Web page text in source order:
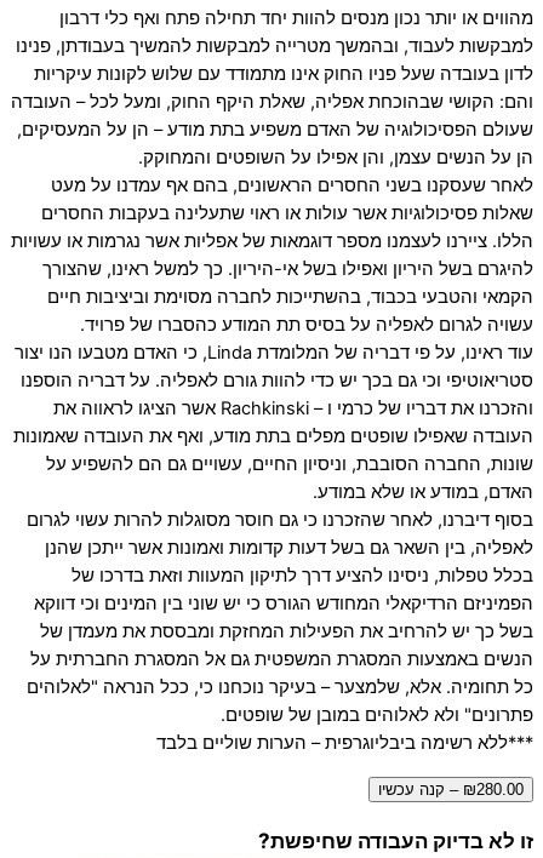
מהווים או יותר נכון מנסים להוות יחד תחילה פתח ואף כלי דרבון
למבקשות לעבוד, ובהמשך מטרייה למבקשות להמשיך בעבודתן, פנינו
לדון בעובדה שעל פניו החוק אינו מתמודד עם שלוש לקונות עיקריות
והם: הקושי שבהוכחת אפליה, שאלת היקף החוק, ומעל לכל – העובדה
שעולם הפסיכולוגיה של האדם משפיע בתת מודע – הן על המעסיקים,
הן על הנשים עצמן, והן אפילו על השופטים והמחוקק.
לאחר שעסקנו בשני החסרים הראשונים, בהם אף עמדנו על מעט
שאלות פסיכולוגיות אשר עולות או ראוי שתעלינה בעקבות החסרים
הללו. ציירנו לעצמנו מספר דוגמאות של אפליות אשר נגרמות או עשויות
להיגרם בשל היריון ואפילו בשל אי-היריון. כך למשל ראינו, שהצורך
הקמאי והטבעי בכבוד, בהשתייכות לחברה מסוימת וביציבות חיים
עשויה לגרום לאפליה על בסיס תת המודע כהסברו של פרויד.
עוד ראינו, על פי דבריה של המלומדת Linda, כי האדם מטבעו הנו יצור
סטריאוטיפי וכי גם בכך יש כדי להוות גורם לאפליה. על דבריה הוספנו
והזכרנו את דבריו של כרמי ו – Rachkinski אשר הציגו לראווה את
העובדה שאפילו שופטים מפלים בתת מודע, ואף את העובדה שאמונות
שונות, החברה הסובבת, וניסיון החיים, עשויים גם הם להשפיע על
האדם, במודע או שלא במודע.
בסוף דיברנו, לאחר שהזכרנו כי גם חוסר מסוגלות להרות עשוי לגרום
לאפליה, בין השאר גם בשל דעות קדומות ואמונות אשר ייתכן שהנן
בכלל טפלות, ניסינו להציע דרך לתיקון המעוות וזאת בדרכו של
הפמיניזם הרדיקאלי המחודש הגורס כי יש שוני בין המינים וכי דווקא
בשל כך יש להרחיב את הפעילות המחזקת ומבססת את מעמדן של
הנשים באמצעות המסגרת המשפטית גם אל המסגרת החברתית על
כל תחומיה. אלא, שלמצער – בעיקר נוכחנו כי, ככל הנראה "לאלוהים
פתרונים" ולא לאלוהים במובן של שופטים.
***ללא רשימה ביבליוגרפית – הערות שוליים בלבד
₪280.00 – קנה עכשיו
זו לא בדיוק העבודה שחיפשת?